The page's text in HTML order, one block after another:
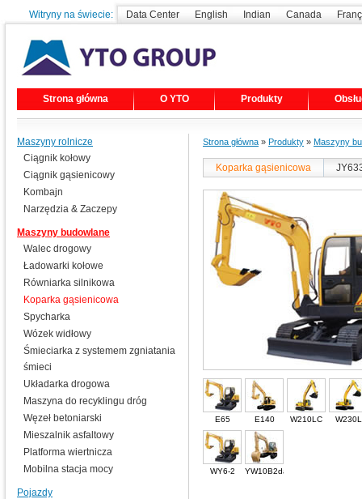
Witryny na świecie: Data Center English Indian Canada
Strona główna O YTO Produkty
Strona główna » Produkty » Maszyny
Koparka gąsienicowa
E65 E140 W210LC W230L
WY6-2 YW10B2da
Maszyny rolnicze
Ciągnik kołowy
Ciągnik gąsienicowy
Kombajn
Narzędzia & Zaczepy
Maszyny budowlane
Walec drogowy
Ładowarki kołowe
Równiarka silnikowa
Koparka gąsienicowa
Spycharka
Wózek widłowy
Śmieciarka z systemem zgniatania
śmieci
Układarka drogowa
Maszyna do recyklingu dróg
Węzeł betoniarski
Mieszalnik asfaltowy
Platforma wiertnicza
Mobilna stacja mocy
Pojazdy